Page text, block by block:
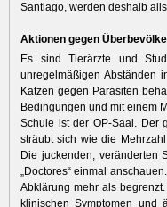
Santiago, werden deshalb
Aktionen gegen
Es sind Tierärzte und
unregelmäßigen Abständen
Katzen gegen Parasiten
Bedingungen und mit einem
Schule ist der OP-Saal. Der
sträubt sich wie die
Die juckenden, veränderten
„Doctores“ einmal
Abklärung mehr als
klinischen Symptomen und